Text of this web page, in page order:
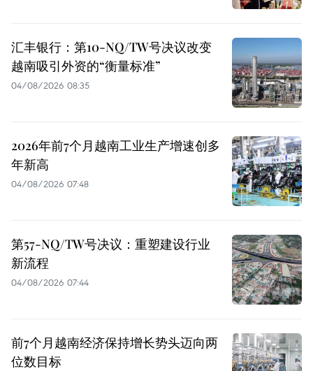
汇丰银行：第10-NQ/TW号决议改变
越南吸引外资的“衡量标准”
04/08/2026 08:35
2026年前7个月越南工业生产增速创多
年新高
04/08/2026 07:48
第57-NQ/TW号决议：重塑建设行业
新流程
04/08/2026 07:44
前7个月越南经济保持增长势头迈向两
位数目标